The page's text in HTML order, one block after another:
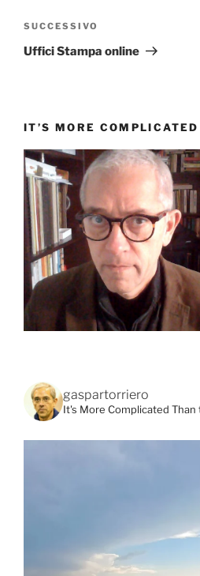
Articolo
successivo
SUCCESSIVO
Uffici Stampa online
IT’S MORE
gaspartorriero
It's More Complicated Than